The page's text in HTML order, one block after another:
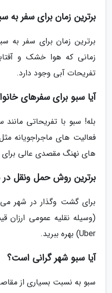
برترین زمان برای سفر
برترین زمان برای سفر به
زمانی که هوا خشک و
تفریحات آبی وجود دارد.
آیا سبو برای سفرهای
بله! سبو با تفریحاتی
فعالیت های ماجراجویانه
های نهنگ مقصدی عالی
برترین روش حمل ونقل
برای گشت وگذار در شهر می
Uber) بهره ببرید.
آیا سبو شهر گرانی است؟
سبو به نسبت بسیاری از